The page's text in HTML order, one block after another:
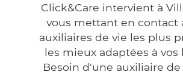
Click&Care intervient à
vous mettant en contact
auxiliaires de vie les plus
les mieux adaptées à vos
Besoin d'une auxiliaire